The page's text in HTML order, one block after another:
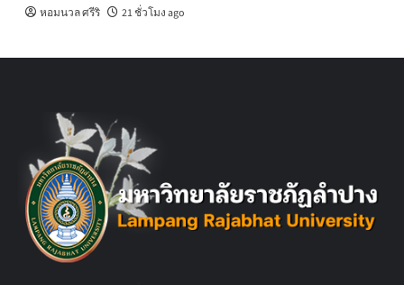
หอมนวล ศรีริ 21 ชั่วโมง ago